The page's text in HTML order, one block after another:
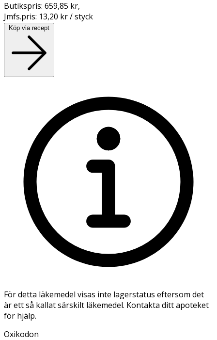
Butikspris: 659,85 kr,
Jmfs.pris: 13,20 kr / styck
Köp via recept
För detta läkemedel visas inte lagerstatus eftersom det
är ett så kallat särskilt läkemedel. Kontakta ditt apoteket
för hjälp.
Oxikodon